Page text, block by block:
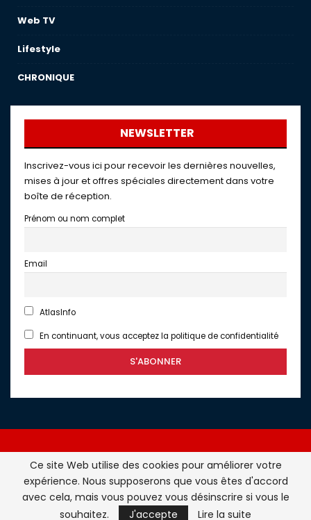
Web TV
Lifestyle
CHRONIQUE
NEWSLETTER
Inscrivez-vous ici pour recevoir les dernières nouvelles,
mises à jour et offres spéciales directement dans votre
boîte de réception.
Prénom ou nom complet
Email
AtlasInfo
En continuant, vous acceptez la politique de confidentialité
Atlasinfo.fr : l'essentiel de l'actualité de la France et du
Maghreb © Tous Droits Réservés - Atlasinfo- 2026
ATLASINFO
Ce site Web utilise des cookies pour améliorer votre
expérience. Nous supposerons que vous êtes d'accord
avec cela, mais vous pouvez vous désinscrire si vous le
souhaitez.
J'accepte Lire la suite